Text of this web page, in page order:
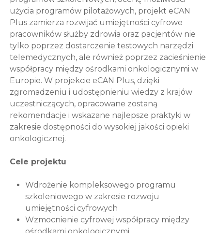
użycia programów pilotażowych, projekt eCAN
Plus zamierza rozwijać umiejętności cyfrowe
pracowników służby zdrowia oraz pacjentów nie
tylko poprzez dostarczenie testowych narzędzi
telemedycznych, ale również poprzez zacieśnienie
współpracy między ośrodkami onkologicznymi w
Europie. W projekcie eCAN Plus, dzięki
zgromadzeniu i udostępnieniu wiedzy z krajów
uczestniczących, opracowane zostaną
rekomendacje i wskazane najlepsze praktyki w
zakresie dostępności do wysokiej jakości opieki
onkologicznej.
Cele projektu
Wdrożenie kompleksowego programu
szkoleniowego w zakresie rozwoju
umiejętności cyfrowych
Wzmocnienie cyfrowej współpracy między